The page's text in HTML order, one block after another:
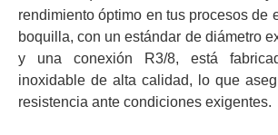
rendimiento óptimo en tus procesos de
boquilla, con un estándar de diámetro
y una conexión R3/8, está
inoxidable de alta calidad, lo que
resistencia ante condiciones exigentes.